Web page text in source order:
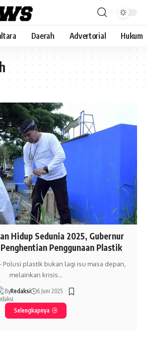
Daerah Advertorial Hukum
Hidup Sedunia 2025, Gubernur
Penggunaan Plastik
Polusi plastik bukan lagi isu masa depan,
melainkan krisis…
ByRedaksi 6 Juni 2025
Selengkapnya